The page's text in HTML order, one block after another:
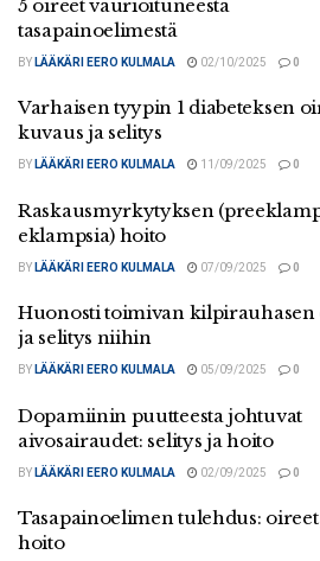
5 oireet vaurioituneesta
tasapainoelimestä
BY LÄÄKÄRI EERO KULMALA 02/10/2025 0
Varhaisen tyypin 1 diabeteksen
kuvaus ja selitys
BY LÄÄKÄRI EERO KULMALA 11/09/2025 0
Raskausmyrkytyksen
eklampsia) hoito
BY LÄÄKÄRI EERO KULMALA 07/09/2025 0
Huonosti toimivan kilpirauhasen
ja selitys niihin
BY LÄÄKÄRI EERO KULMALA 05/09/2025 0
Dopamiinin puutteesta johtuvat
aivosairaudet: selitys ja hoito
BY LÄÄKÄRI EERO KULMALA 02/09/2025 0
Tasapainoelimen tulehdus:
hoito